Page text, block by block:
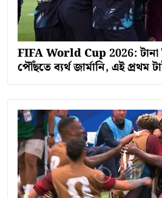
FIFA World Cup 2026: টানা
পৌঁছতে ব্যর্থ জার্মানি, এই প্রথম